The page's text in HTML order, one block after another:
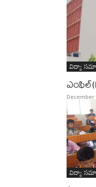
విద్యా
December
విద్యా